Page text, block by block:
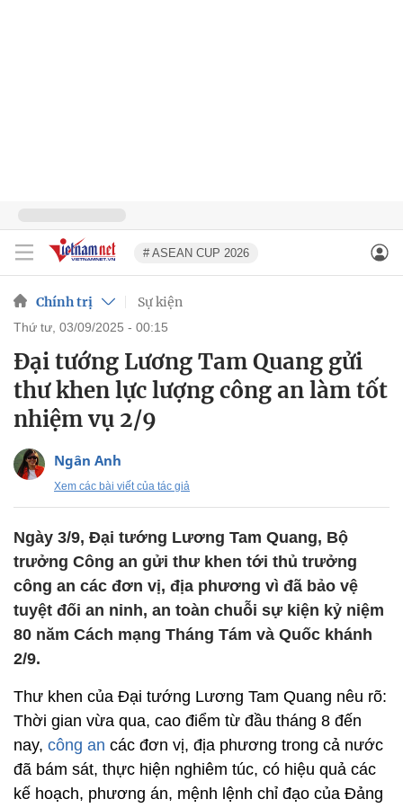
# ASEAN CUP 2026
Chính trị Sự kiện
thứ tư, 03/09/2025 - 00:15
Đại tướng Lương Tam Quang gửi
thư khen lực lượng công an làm tốt
nhiệm vụ 2/9
Ngân Anh
Xem các bài viết của tác giả
Ngày 3/9, Đại tướng Lương Tam Quang, Bộ
trưởng Công an gửi thư khen tới thủ trưởng
công an các đơn vị, địa phương vì đã bảo vệ
tuyệt đối an ninh, an toàn chuỗi sự kiện kỷ niệm
80 năm Cách mạng Tháng Tám và Quốc khánh
2/9.
Thư khen của Đại tướng Lương Tam Quang nêu rõ:
Thời gian vừa qua, cao điểm từ đầu tháng 8 đến
nay, công an các đơn vị, địa phương trong cả nước
đã bám sát, thực hiện nghiêm túc, có hiệu quả các
kế hoạch, phương án, mệnh lệnh chỉ đạo của Đảng